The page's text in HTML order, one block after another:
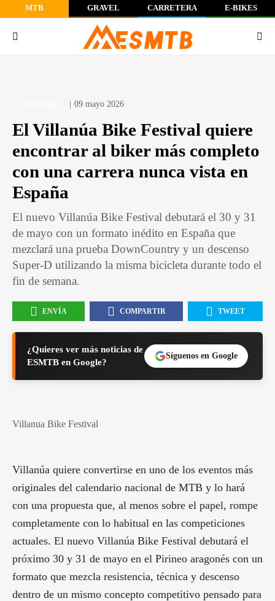
MTB GRAVEL CARRETERA E-BIKES
09 mayo 2026
El Villanúa Bike Festival quiere
encontrar al biker más completo
con una carrera nunca vista en
España
El nuevo Villanúa Bike Festival debutará el 30 y 31
de mayo con un formato inédito en España que
mezclará una prueba DownCountry y un descenso
Super-D utilizando la misma bicicleta durante todo el
fin de semana.
ENVÍA COMPARTIR TWEET
¿Quieres ver más noticias de
ESMTB en Google?
Síguenos en Google
Villanua Bike Festival
Villanúa quiere convertirse en uno de los eventos más
originales del calendario nacional de MTB y lo hará
con una propuesta que, al menos sobre el papel, rompe
completamente con lo habitual en las competiciones
actuales. El nuevo Villanúa Bike Festival debutará el
próximo 30 y 31 de mayo en el Pirineo aragonés con un
formato que mezcla resistencia, técnica y descenso
dentro de un mismo concepto competitivo pensado para